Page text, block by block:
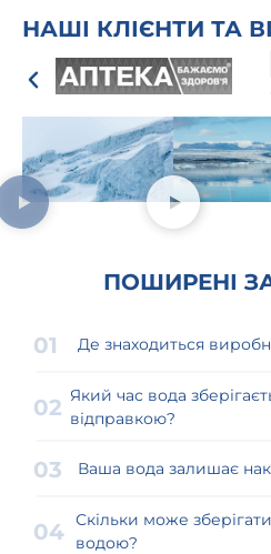
НАШІ КЛІЄНТИ ТА
ПОШИРЕНІ
Де знаходиться
Який час вода
відправкою?
Ваша вода залишає
Скільки може
водою?